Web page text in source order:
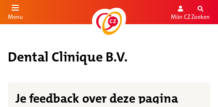
de inhoud
Menu Mijn CZZoeken
Dental Clinique B.V.
Je feedback over deze pagina